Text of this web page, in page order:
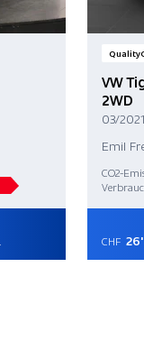
VW
2WD
03/
Emil
CO2-
CHF